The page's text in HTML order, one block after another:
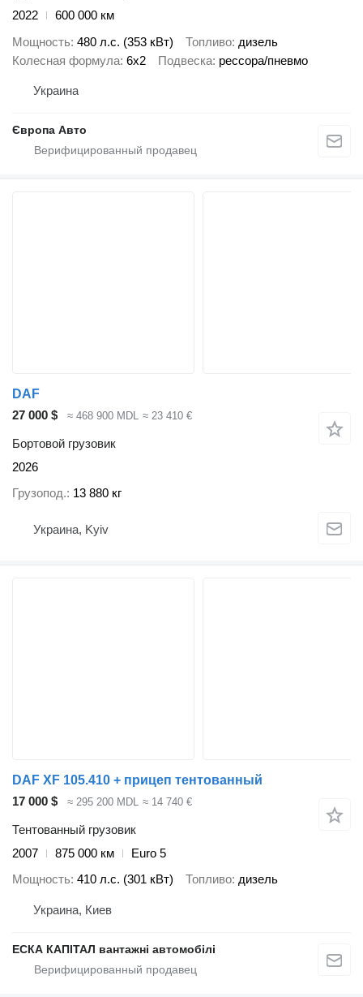
2022
600 000 км
Мощность 480 л.с. (353 кВт) Топливо дизель
Колесная формула 6x2 Подвеска рессора/пневмо
Украина
Європа Авто
DAF
27 000 $
≈ 468 900 MDL ≈ 23 410 €
Бортовой грузовик
2026
Грузопод. 13 880 кг
Украина, Kyiv
DAF XF 105.410 + прицеп тентованный
17 000 $
≈ 295 200 MDL ≈ 14 740 €
Тентованный грузовик
2007
875 000 км
Euro 5
Мощность 410 л.с. (301 кВт) Топливо дизель
Украина, Киев
ЕСКА КАПІТАЛ вантажні автомобілі